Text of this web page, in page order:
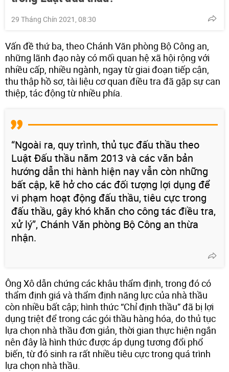
29 Tháng Chín 2021, 08:30
Vấn đề thứ ba, theo Chánh Văn phòng Bộ Công an,
những lãnh đạo này có mối quan hệ xã hội rộng với
nhiều cấp, nhiều ngành, ngay từ giai đoạn tiếp cận,
thu thập hồ sơ, tài liệu cơ quan điều tra đã gặp sự can
thiệp, tác động từ nhiều phía.
“Ngoài ra, quy trình, thủ tục đấu thầu theo
Luật Đấu thầu năm 2013 và các văn bản
hướng dẫn thi hành hiện nay vẫn còn những
bất cập, kẽ hở cho các đối tượng lợi dụng để
vi phạm hoạt động đấu thầu, tiêu cực trong
đấu thầu, gây khó khăn cho công tác điều tra,
xử lý”, Chánh Văn phòng Bộ Công an thừa
nhận.
Ông Xô dẫn chứng các khâu thẩm định, trong đó có
thẩm định giá và thẩm định năng lực của nhà thầu
còn nhiều bất cập; hình thức “Chỉ định thầu” đã bị lợi
dụng triệt để trong các gói thầu hàng hóa, do thủ tục
lựa chọn nhà thầu đơn giản, thời gian thực hiện ngắn
nên đây là hình thức được áp dụng tương đổi phổ
biến, từ đó sinh ra rất nhiều tiêu cực trong quá trình
lựa chọn nhà thầu.